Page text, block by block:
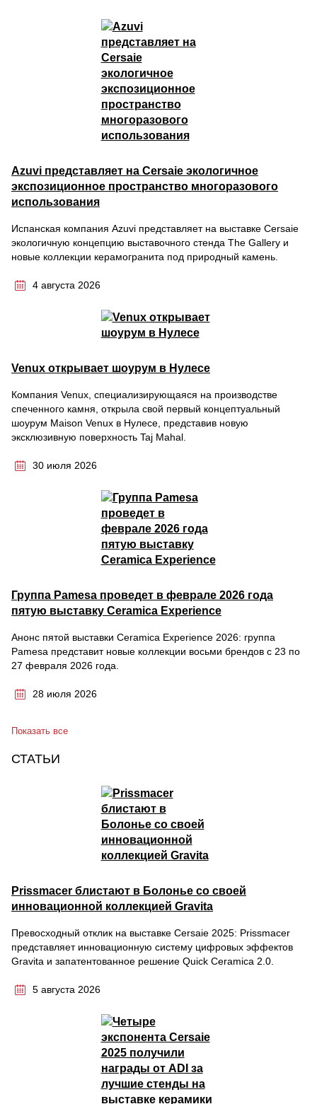
Azuvi представляет на Cersaie экологичное
экспозиционное пространство многоразового
использования
Испанская компания Azuvi представляет на выставке Cersaie
экологичную концепцию выставочного стенда The Gallery и
новые коллекции керамогранита под природный камень.
4 августа 2026
Venux открывает шоурум в Нулесе
Компания Venux, специализирующаяся на производстве
спеченного камня, открыла свой первый концептуальный
шоурум Maison Venux в Нулесе, представив новую
эксклюзивную поверхность Taj Mahal.
30 июля 2026
Группа Pamesa проведет в феврале 2026 года
пятую выставку Ceramica Experience
Анонс пятой выставки Ceramica Experience 2026: группа
Pamesa представит новые коллекции восьми брендов с 23 по
27 февраля 2026 года.
28 июля 2026
Показать все
СТАТЬИ
Prissmacer блистают в Болонье со своей
инновационной коллекцией Gravita
Превосходный отклик на выставке Cersaie 2025: Prissmacer
представляет инновационную систему цифровых эффектов
Gravita и запатентованное решение Quick Ceramica 2.0.
5 августа 2026